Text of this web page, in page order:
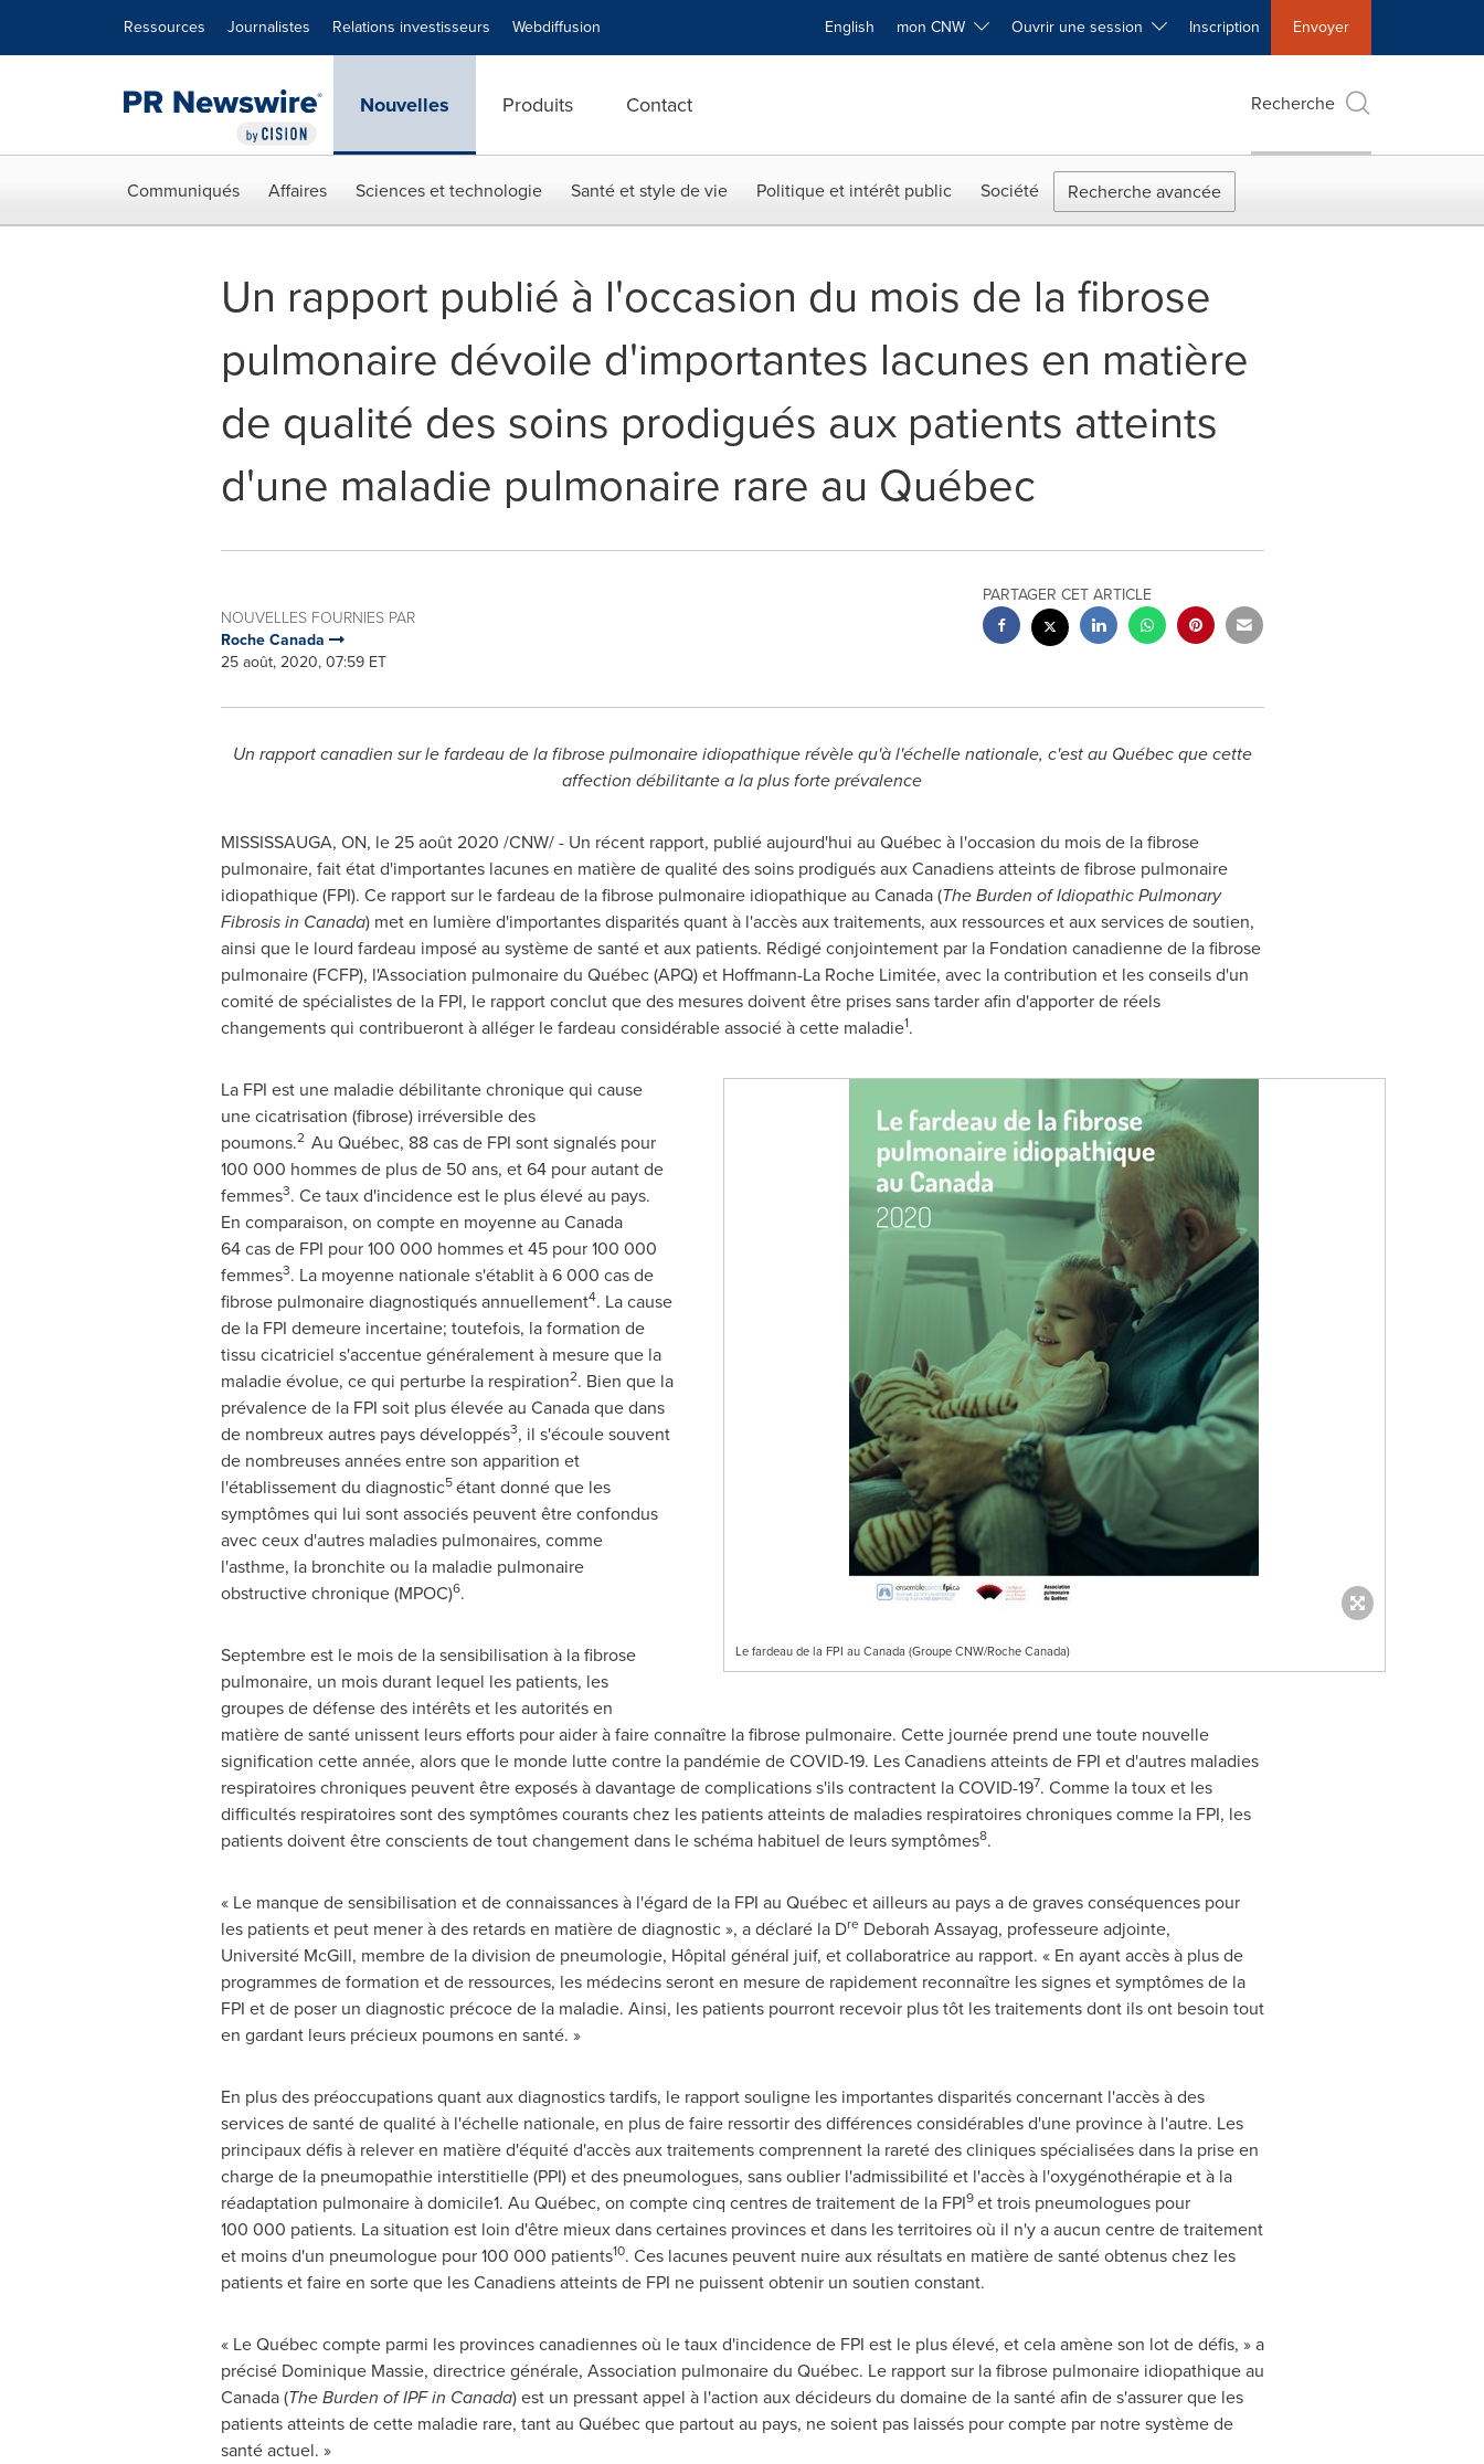
Ressources Journalistes Relations investisseurs Webdiffusion English mon CNW Ouvrir une session Inscription Envoyer
Nouvelles Produits Contact Recherche
Communiqués Affaires Sciences et technologie Santé et style de vie Politique et intérêt public Société Recherche avancée
Un rapport publié à l'occasion du mois de la fibrose
pulmonaire dévoile d'importantes lacunes en matière
de qualité des soins prodigués aux patients atteints
d'une maladie pulmonaire rare au Québec
NOUVELLES FOURNIES PAR
Roche Canada
25 août, 2020, 07:59 ET
PARTAGER CET ARTICLE
Un rapport canadien sur le fardeau de la fibrose pulmonaire idiopathique révèle qu'à l'échelle nationale, c'est au Québec que cette
affection débilitante a la plus forte prévalence
MISSISSAUGA, ON, le 25 août 2020 /CNW/ - Un récent rapport, publié aujourd'hui au Québec à l'occasion du mois de la fibrose
pulmonaire, fait état d'importantes lacunes en matière de qualité des soins prodigués aux Canadiens atteints de fibrose pulmonaire
idiopathique (FPI). Ce rapport sur le fardeau de la fibrose pulmonaire idiopathique au Canada(The Burden of Idiopathic Pulmonary
Fibrosis in Canada) met en lumière d'importantes disparités quant à l'accès aux traitements, aux ressources et aux services de soutien,
ainsi que le lourd fardeau imposé au système de santé et aux patients. Rédigé conjointement par la Fondation canadienne de la fibrose
pulmonaire (FCFP), l'Association pulmonaire du Québec (APQ) et Hoffmann-La Roche Limitée, avec la contribution et les conseils d'un
comité de spécialistes de la FPI, le rapport conclut que des mesures doivent être prises sans tarder afin d'apporter de réels
changements qui contribueront à alléger le fardeau considérable associé à cette maladie1.
Le fardeau de la FPI au Canada (Groupe CNW/Roche Canada)
La FPI est une maladie débilitante chronique qui cause
une cicatrisation (fibrose) irréversible des
poumons.2 Au Québec, 88 cas de FPI sont signalés pour
100 000 hommes de plus de 50 ans, et 64 pour autant de
femmes3. Ce taux d'incidence est le plus élevé au pays.
En comparaison, on compte en moyenne au Canada
64 cas de FPI pour 100 000 hommes et 45 pour 100 000
femmes3. La moyenne nationale s'établit à 6 000 cas de
fibrose pulmonaire diagnostiqués annuellement4. La cause
de la FPI demeure incertaine; toutefois, la formation de
tissu cicatriciel s'accentue généralement à mesure que la
maladie évolue, ce qui perturbe la respiration2. Bien que la
prévalence de la FPI soit plus élevée au Canadaque dans
de nombreux autres pays développés3, il s'écoule souvent
de nombreuses années entre son apparition et
l'établissement du diagnostic5étant donné que les
symptômes qui lui sont associés peuvent être confondus
avec ceux d'autres maladies pulmonaires, comme
l'asthme, la bronchite ou la maladie pulmonaire
obstructive chronique (MPOC)6.
Septembre est le mois de la sensibilisation à la fibrose
pulmonaire, un mois durant lequel les patients, les
groupes de défense des intérêts et les autorités en
matière de santé unissent leurs efforts pour aider à faire connaître la fibrose pulmonaire. Cette journée prend une toute nouvelle
signification cette année, alors que le monde lutte contre la pandémie de COVID-19. Les Canadiens atteints de FPI et d'autres maladies
respiratoires chroniques peuvent être exposés à davantage de complications s'ils contractent la COVID-197. Comme la toux et les
difficultés respiratoires sont des symptômes courants chez les patients atteints de maladies respiratoires chroniques comme la FPI, les
patients doivent être conscients de tout changement dans le schéma habituel de leurs symptômes8.
« Le manque de sensibilisation et de connaissances à l'égard de la FPI au Québec et ailleurs au pays a de graves conséquences pour
les patients et peut mener à des retards en matière de diagnostic », a déclaré la DreDeborah Assayag, professeure adjointe,
Université McGill, membre de la division de pneumologie, Hôpital général juif, et collaboratrice au rapport. « En ayant accès à plus de
programmes de formation et de ressources, les médecins seront en mesure de rapidement reconnaître les signes et symptômes de la
FPI et de poser un diagnostic précoce de la maladie. Ainsi, les patients pourront recevoir plus tôt les traitements dont ils ont besoin tout
en gardant leurs précieux poumons en santé. »
En plus des préoccupations quant aux diagnostics tardifs, le rapport souligne les importantes disparités concernant l'accès à des
services de santé de qualité à l'échelle nationale, en plus de faire ressortir des différences considérables d'une province à l'autre. Les
principaux défis à relever en matière d'équité d'accès aux traitements comprennent la rareté des cliniques spécialisées dans la prise en
charge de la pneumopathie interstitielle (PPI) et des pneumologues, sans oublier l'admissibilité et l'accès à l'oxygénothérapie et à la
réadaptation pulmonaire à domicile1. Au Québec, on compte cinq centres de traitement de la FPI9et trois pneumologues pour
100 000 patients. La situation est loin d'être mieux dans certaines provinces et dans les territoires où il n'y a aucun centre de traitement
et moins d'un pneumologue pour 100 000 patients10. Ces lacunes peuvent nuire aux résultats en matière de santé obtenus chez les
patients et faire en sorte que les Canadiens atteints de FPI ne puissent obtenir un soutien constant.
« Le Québec compte parmi les provinces canadiennes où le taux d'incidence de FPI est le plus élevé, et cela amène son lot de défis, » a
précisé Dominique Massie, directrice générale, Association pulmonaire du Québec. Le rapport sur la fibrose pulmonaire idiopathique au
Canada(The Burden of IPF in Canada) est un pressant appel à l'action aux décideurs du domaine de la santé afin de s'assurer que les
patients atteints de cette maladie rare, tant au Québec que partout au pays, ne soient pas laissés pour compte par notre système de
santé actuel. »